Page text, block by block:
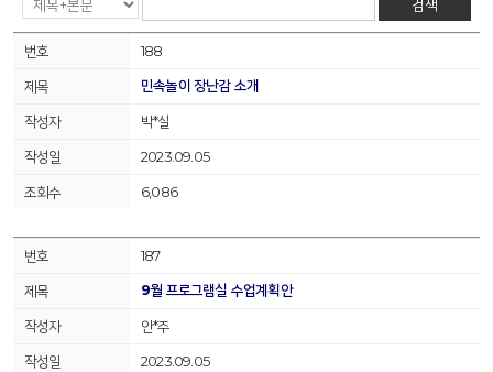
검색
188
민속놀이 장난감 소개
박*실
2023.09.05
6,086
187
9월 프로그램실 수업계획안
안*주
2023.09.05